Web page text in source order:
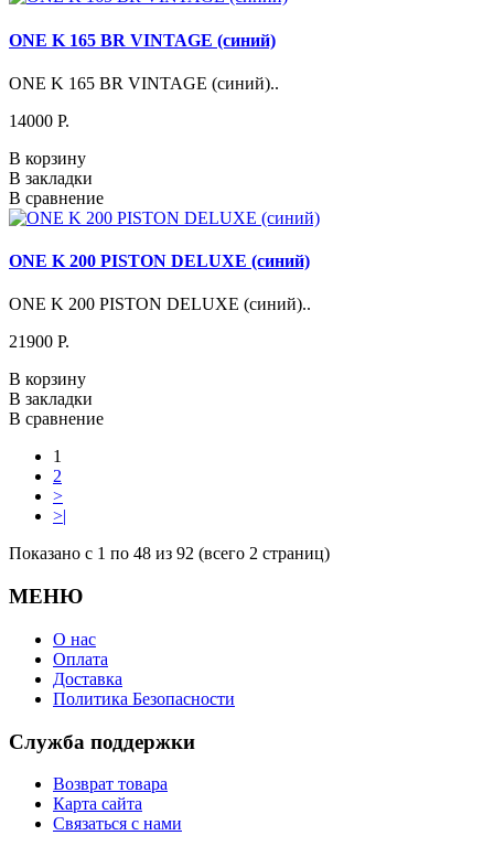
ONE K 165 BR VINTAGE (синий)
ONE K 165 BR VINTAGE (синий)..
14000 P.
В корзину
В закладки
В сравнение
ONE K 200 PISTON DELUXE (синий)
ONE K 200 PISTON DELUXE (синий)..
21900 P.
В корзину
В закладки
В сравнение
1
2
>
>|
Показано с 1 по 48 из 92 (всего 2 страниц)
МЕНЮ
О нас
Оплата
Доставка
Политика Безопасности
Служба поддержки
Возврат товара
Карта сайта
Связаться с нами